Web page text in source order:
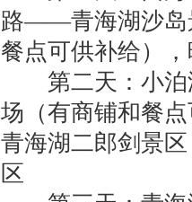
路——青海湖沙岛
餐点可供补给）
第二天：小泊
场（有商铺和餐
青海湖二郎剑景
区